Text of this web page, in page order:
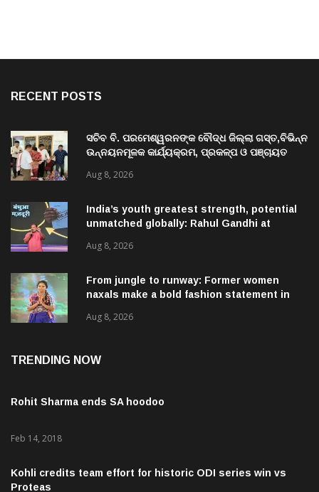
RECENT POSTS
ସଚିବ ବି. ପରମେଶ୍ୱରନଙ୍କ ବୌଦ୍ଧ ଜିଲ୍ଲା ଗସ୍ତ,ବିଭିନ୍ନ
ଉନ୍ନୟନମୂଳକ କାର୍ଯ୍ୟକ୍ରମ, ପ୍ରକଳ୍ପ ଓ ପଞ୍ଚାୟତ
Aug 8, 2026
India’s youth greatest strength, potential
unmatched globally: Rahul Gandhi at
Aug 8, 2026
From jungle to runway: Former women
naxals make a bold fashion statement in
Aug 8, 2026
TRENDING NOW
Rohit Sharma ends SA hoodoo
Feb 14, 2018
Kohli credits team effort for historic ODI series win vs
Proteas